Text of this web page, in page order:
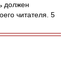
должен
читателя. 5